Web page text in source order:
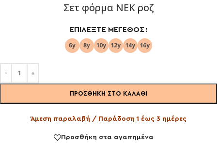
Σετ φόρμα ΝΕΚ ροζ
ΕΠΙΛΈΞΤΕ ΜΈΓΕΘΟΣ
ΠΡΟΣΘΉΚΗ ΣΤΟ ΚΑΛΆΘΙ
Άμεση παραλαβή / Παράδοση 1 έως 3 ημέρες
Προσθήκη στα αγαπημένα